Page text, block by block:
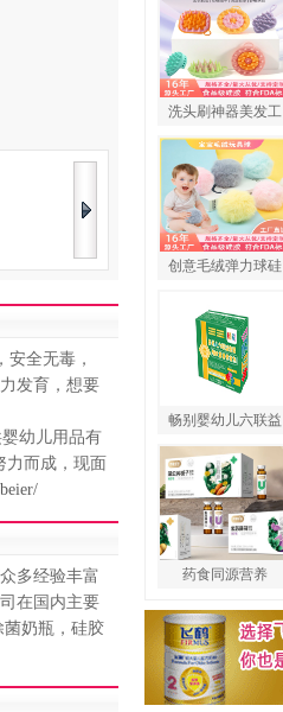
全无毒，
发育，想要
幼儿用品有
力而成，现面
多经验丰富
在国内主要
菌奶瓶，硅胶
洗头刷神器美发工
创意毛绒弹力球硅
畅别婴幼儿六联益
药食同源营养